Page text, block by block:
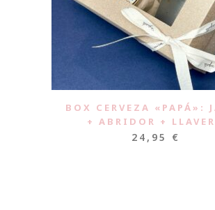
BOX CERVEZA «PAPÁ»:
+ ABRIDOR +
24,95 €